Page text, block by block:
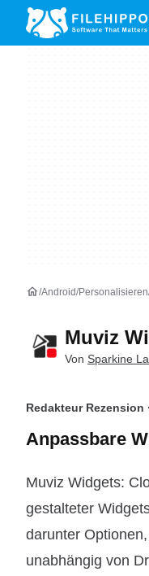
Android Personalisieren
Muviz
Von Sparkine
Redakteur Rezension ·
Anpassbare
Muviz Widgets:
gestalteter
darunter
unabhängig von